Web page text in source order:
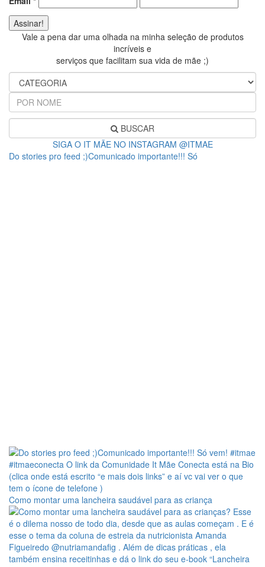
Vale a pena dar uma olhada na minha seleção de produtos
incríveis e
serviços que facilitam sua vida de mãe ;)
BUSCAR
SIGA O IT MÃE NO INSTAGRAM @ITMAE
Do stories pro feed ;)Comunicado importante!!! Só
Como montar uma lancheira saudável para as criança